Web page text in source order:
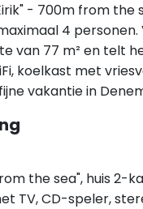
- 700m from the
4
van 77 m² en telt
koelkast met
vakantie in
the sea", huis 2-
TV, CD-speler,